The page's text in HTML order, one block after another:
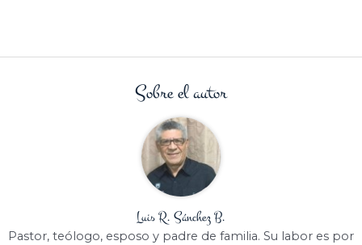
Sobre el autor
Luis R. Sánchez B.
Pastor, teólogo, esposo y padre de familia. Su labor es por